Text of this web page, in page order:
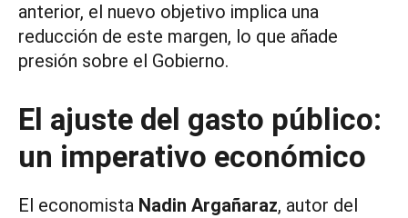
anterior, el nuevo objetivo implica una
reducción de este margen, lo que añade
presión sobre el Gobierno.
El ajuste del gasto público:
un imperativo económico
El economista Nadin Argañaraz, autor del